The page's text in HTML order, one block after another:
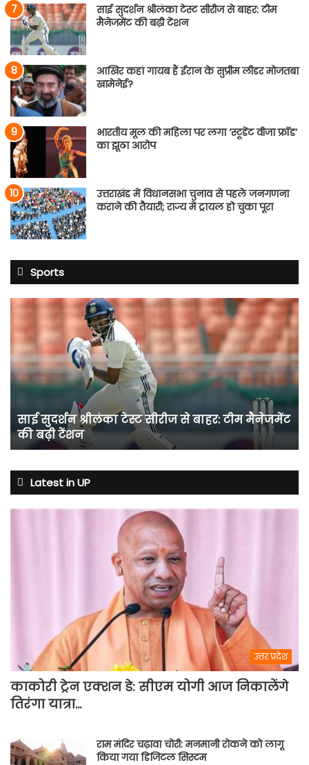
साई सुदर्शन श्रीलंका टेस्ट सीरीज से बाहर: टीम
मैनेजमेंट की बढ़ी टेंशन
आखिर कहां गायब हैं ईरान के सुप्रीम लीडर मोजतबा
खामेनेई?
भारतीय मूल की महिला पर लगा ‘स्टूडेंट वीजा फ्रॉड’
का झूठा आरोप
उत्तराखंड में विधानसभा चुनाव से पहले जनगणना
कराने की तैयारी; राज्य में ट्रायल हो चुका पूरा
Sports
साई
श्रीलंका
सीरीज
से
मैनेजमेंट
की
बढ़ी
साई सुदर्शन श्रीलंका टेस्ट सीरीज से बाहर: टीम मैनेजमेंट
की बढ़ी टेंशन
Latest in UP
उत्तर प्रदेश
काकोरी ट्रेन एक्शन डे: सीएम योगी आज निकालेंगे
तिरंगा यात्रा…
राम मंदिर चढ़ावा चोरी: मनमानी रोकने को लागू
किया गया डिजिटल सिस्टम